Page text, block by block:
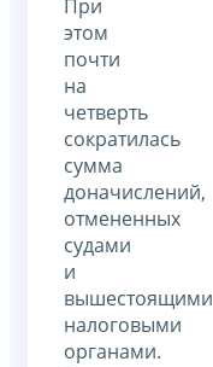
При
этом
почти
на
четверть
сократилась
сумма
доначислений,
отмененных
судами
и
вышестоящими
налоговыми
органами.